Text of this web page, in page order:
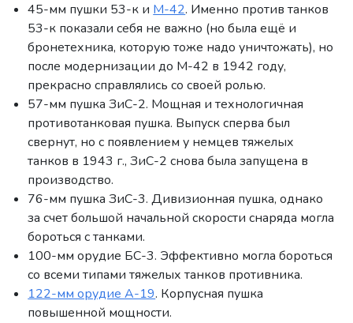
45-мм пушки 53-к и М-42. Именно против танков
53-к показали себя не важно (но была ещё и
бронетехника, которую тоже надо уничтожать), но
после модернизации до М-42 в 1942 году,
прекрасно справлялись со своей ролью.
57-мм пушка ЗиС-2. Мощная и технологичная
противотанковая пушка. Выпуск сперва был
свернут, но с появлением у немцев тяжелых
танков в 1943 г., ЗиС-2 снова была запущена в
производство.
76-мм пушка ЗиС-3. Дивизионная пушка, однако
за счет большой начальной скорости снаряда могла
бороться с танками.
100-мм орудие БС-3. Эффективно могла бороться
со всеми типами тяжелых танков противника.
122-мм орудие А-19. Корпусная пушка
повышенной мощности.